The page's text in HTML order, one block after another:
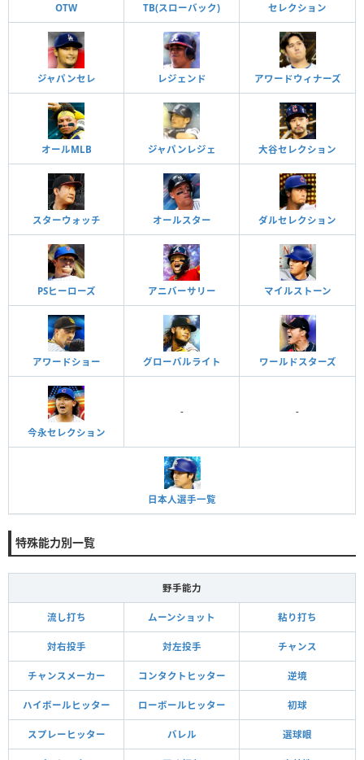
OTW TB(スローバック) セレクション
ジャパンセレ レジェンド アワードウィナーズ
オールMLB ジャパンレジェ 大谷セレクション
スターウォッチ オールスター ダルセレクション
PSヒーローズ アニバーサリー マイルストーン
アワードショー グローバルライト ワールドスターズ
今永セレクション
- -
日本人選手一覧
特殊能力別一覧
野手能力
流し打ち ムーンショット 粘り打ち
対右投手 対左投手 チャンス
チャンスメーカー コンタクトヒッター 逆境
ハイボールヒッター ローボールヒッター 初球
スプレーヒッター バレル 選球眼